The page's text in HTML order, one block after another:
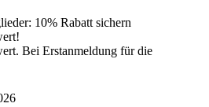
10% Rabatt sichern
Bei Erstanmeldung für die